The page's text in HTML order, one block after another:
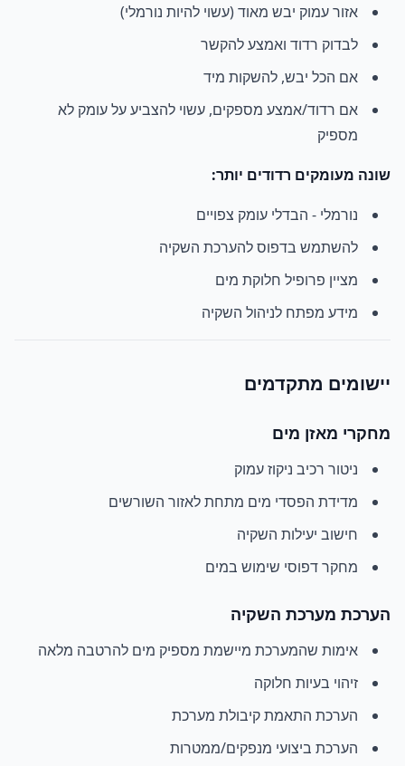
אזור עמוק יבש מאוד (עשוי להיות נורמלי)
לבדוק רדוד ואמצע להקשר
אם הכל יבש, להשקות מיד
אם רדוד/אמצע מספקים, עשוי להצביע על עומק לא
מספיק
שונה מעומקים רדודים יותר:
נורמלי - הבדלי עומק צפויים
להשתמש בדפוס להערכת השקיה
מציין פרופיל חלוקת מים
מידע מפתח לניהול השקיה
יישומים מתקדמים
מחקרי מאזן מים
ניטור רכיב ניקוז עמוק
מדידת הפסדי מים מתחת לאזור השורשים
חישוב יעילות השקיה
מחקר דפוסי שימוש במים
הערכת מערכת השקיה
אימות שהמערכת מיישמת מספיק מים להרטבה מלאה
זיהוי בעיות חלוקה
הערכת התאמת קיבולת מערכת
הערכת ביצועי מנפקים/ממטרות